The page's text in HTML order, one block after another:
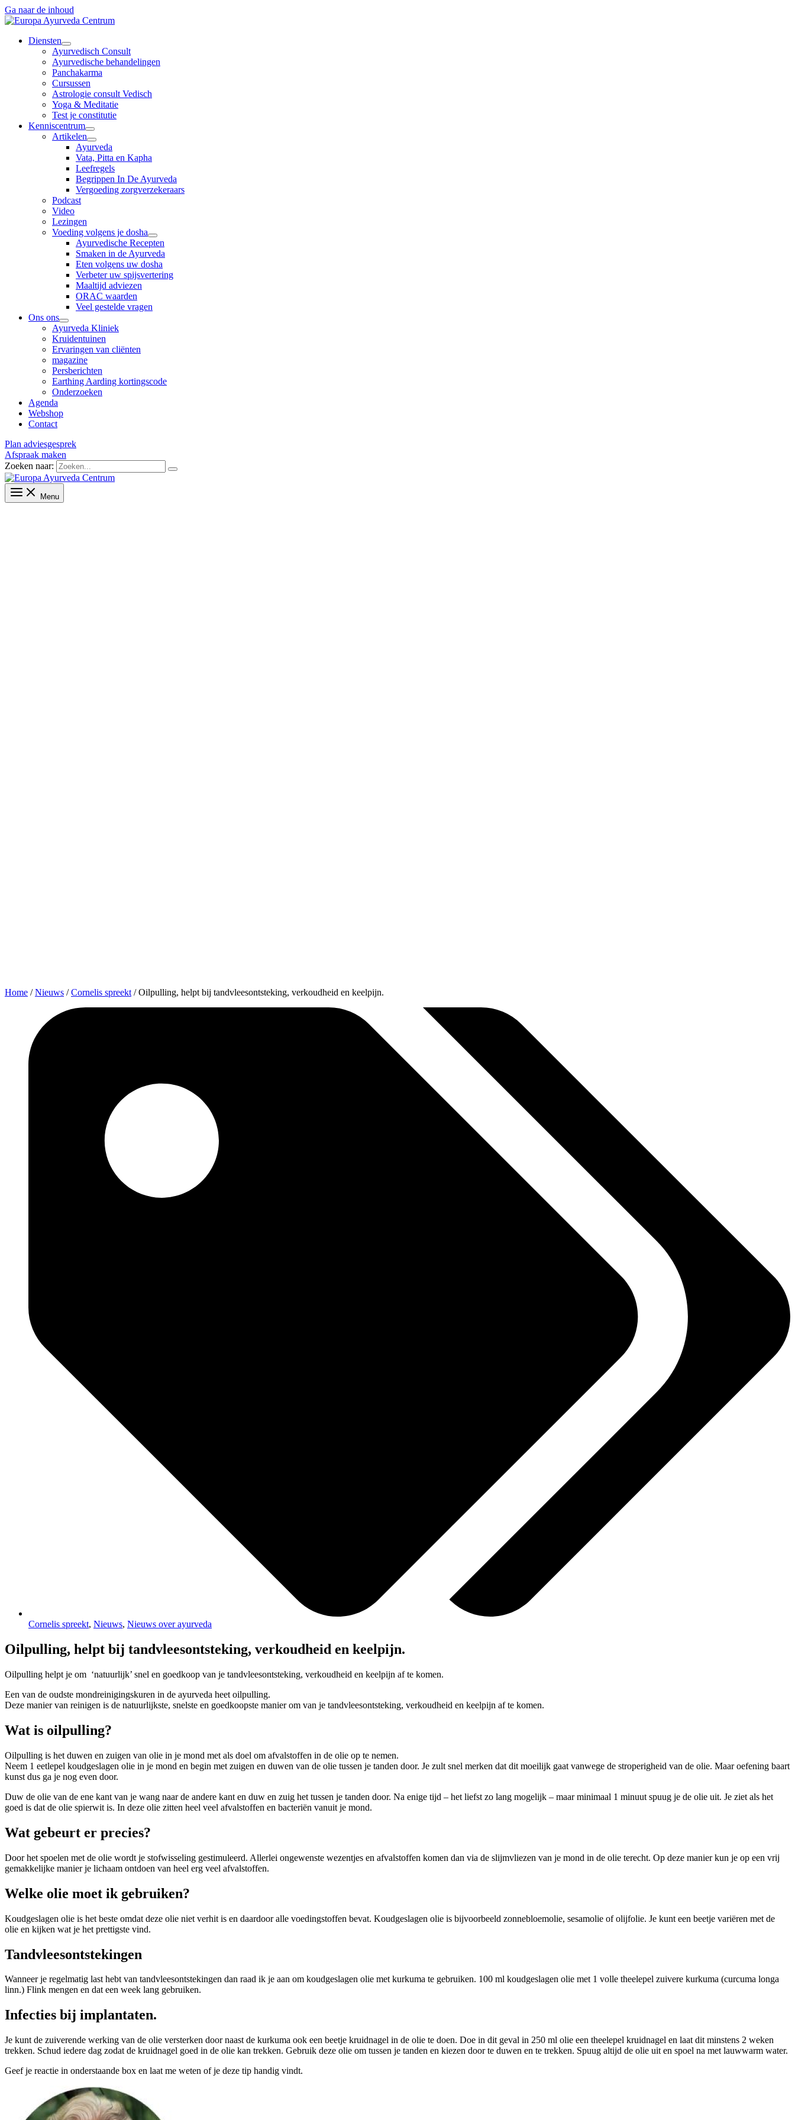
Ga naar de inhoud
Diensten
Ayurvedisch Consult
Ayurvedische behandelingen
Panchakarma
Cursussen
Astrologie consult Vedisch
Yoga & Meditatie
Test je constitutie
Kenniscentrum
Artikelen
Ayurveda
Vata, Pitta en Kapha
Leefregels
Begrippen In De Ayurveda
Vergoeding zorgverzekeraars
Podcast
Video
Lezingen
Voeding volgens je dosha
Ayurvedische Recepten
Smaken in de Ayurveda
Eten volgens uw dosha
Verbeter uw spijsvertering
Maaltijd adviezen
ORAC waarden
Veel gestelde vragen
Ons ons
Ayurveda Kliniek
Kruidentuinen
Ervaringen van cliënten
magazine
Persberichten
Earthing Aarding kortingscode
Onderzoeken
Agenda
Webshop
Contact
Plan adviesgesprek
Afspraak maken
Zoeken naar:
Menu
Home /Nieuws /Cornelis spreekt /Oilpulling, helpt bij tandvleesontsteking, verkoudheid en keelpijn.
Cornelis spreekt, Nieuws, Nieuws over ayurveda
Oilpulling, helpt bij tandvleesontsteking, verkoudheid en keelpijn.
Oilpulling helpt je om ‘natuurlijk’ snel en goedkoop van je tandvleesontsteking, verkoudheid en keelpijn af te komen.
Een van de oudste mondreinigingskuren in de ayurveda heet oilpulling.
Deze manier van reinigen is de natuurlijkste, snelste en goedkoopste manier om van je tandvleesontsteking, verkoudheid en keelpijn af te komen.
Wat is oilpulling?
Oilpulling is het duwen en zuigen van olie in je mond met als doel om afvalstoffen in de olie op te nemen.
Neem 1 eetlepel koudgeslagen olie in je mond en begin met zuigen en duwen van de olie tussen je tanden door. Je zult snel merken dat dit moeilijk gaat vanwege de stroperigheid van de olie. Maar oefening baart
kunst dus ga je nog even door.
Duw de olie van de ene kant van je wang naar de andere kant en duw en zuig het tussen je tanden door. Na enige tijd – het liefst zo lang mogelijk – maar minimaal 1 minuut spuug je de olie uit. Je ziet als het
goed is dat de olie spierwit is. In deze olie zitten heel veel afvalstoffen en bacteriën vanuit je mond.
Wat gebeurt er precies?
Door het spoelen met de olie wordt je stofwisseling gestimuleerd. Allerlei ongewenste wezentjes en afvalstoffen komen dan via de slijmvliezen van je mond in de olie terecht. Op deze manier kun je op een vrij
gemakkelijke manier je lichaam ontdoen van heel erg veel afvalstoffen.
Welke olie moet ik gebruiken?
Koudgeslagen olie is het beste omdat deze olie niet verhit is en daardoor alle voedingstoffen bevat. Koudgeslagen olie is bijvoorbeeld zonnebloemolie, sesamolie of olijfolie. Je kunt een beetje variëren met de
olie en kijken wat je het prettigste vind.
Tandvleesontstekingen
Wanneer je regelmatig last hebt van tandvleesontstekingen dan raad ik je aan om koudgeslagen olie met kurkuma te gebruiken. 100 ml koudgeslagen olie met 1 volle theelepel zuivere kurkuma (curcuma longa
linn.) Flink mengen en dat een week lang gebruiken.
Infecties bij implantaten.
Je kunt de zuiverende werking van de olie versterken door naast de kurkuma ook een beetje kruidnagel in de olie te doen. Doe in dit geval in 250 ml olie een theelepel kruidnagel en laat dit minstens 2 weken
trekken. Schud iedere dag zodat de kruidnagel goed in de olie kan trekken. Gebruik deze olie om tussen je tanden en kiezen door te duwen en te trekken. Spuug altijd de olie uit en spoel na met lauwwarm water.
Geef je reactie in onderstaande box en laat me weten of je deze tip handig vindt.